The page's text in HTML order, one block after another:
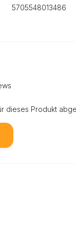
5705548013486
dieses Produkt